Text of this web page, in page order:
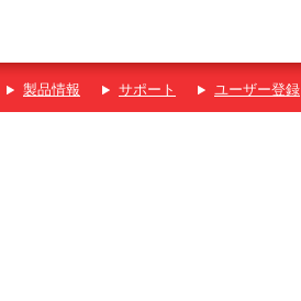
製品情報 サポート ユーザー登録